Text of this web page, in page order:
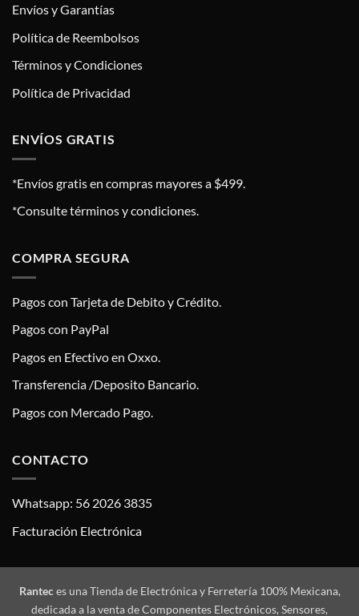
Envíos y Garantías
Política de Reembolsos
Términos y Condiciones
Política de Privacidad
ENVÍOS GRATIS
*Envíos gratis en compras mayores a $499.
*Consulte términos y condiciones.
COMPRA SEGURA
Pagos con Tarjeta de Debito y Crédito.
Pagos con PayPal
Pagos en Efectivo en Oxxo.
Transferencia /Deposito Bancario.
Pagos con Mercado Pago.
CONTACTO
Whatsapp: 56 2026 3835
Facturación Electrónica
Ranteces una Tienda de Electrónica y Ferretería 100% Mexicana,
dedicada a la venta de Componentes Electrónicos, Sensores,